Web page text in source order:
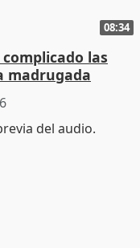
08:34
las
madrugada